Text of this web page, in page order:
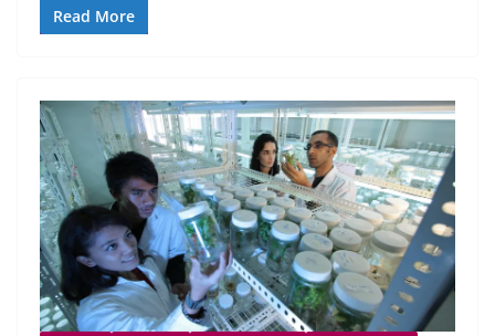
Read More